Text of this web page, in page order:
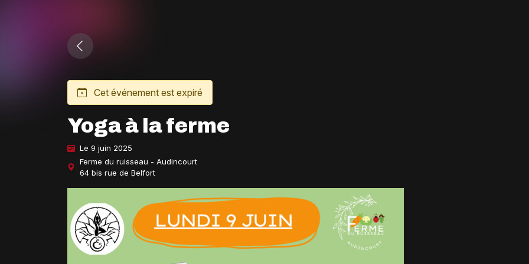
Cet événement est expiré
Yoga à la ferme
Le 9 juin 2025
Ferme du ruisseau - Audincourt
64 bis rue de Belfort